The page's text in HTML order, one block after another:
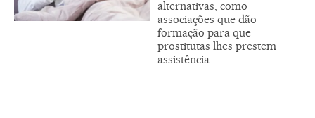
alternativas, como
associações que dão
formação para que
prostitutas lhes prestem
assistência